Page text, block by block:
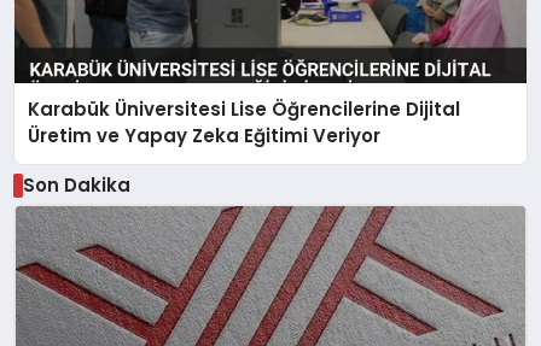
Karabük Üniversitesi Lise Öğrencilerine Dijital
Üretim ve Yapay Zeka Eğitimi Veriyor
Son Dakika